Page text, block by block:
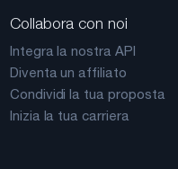
Collabora con noi
Integra la nostra API
Diventa un affiliato
Condividi la tua proposta
Inizia la tua carriera